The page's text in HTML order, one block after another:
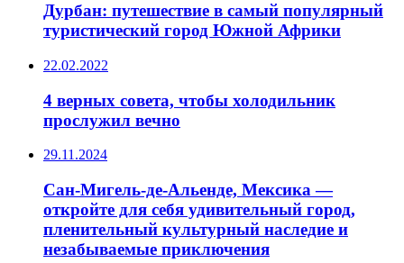
Дурбан: путешествие в самый популярный
туристический город Южной Африки
22.02.2022
4 верных совета, чтобы холодильник
прослужил вечно
29.11.2024
Сан-Мигель-де-Альенде, Мексика —
откройте для себя удивительный город,
пленительный культурный наследие и
незабываемые приключения